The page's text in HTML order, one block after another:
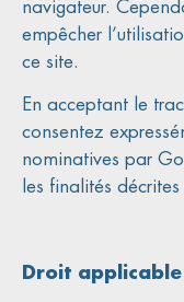
navigateur.
empêcher
ce site.
En acceptant le
consentez
nominatives par
les finalités décrites
Droit